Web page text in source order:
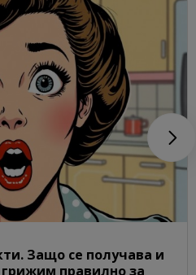
Защо се получава и
правилно за